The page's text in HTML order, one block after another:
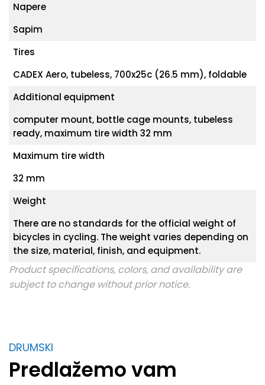
Napere
Sapim
Tires
CADEX Aero, tubeless, 700x25c (26.5 mm), foldable
Additional equipment
computer mount, bottle cage mounts, tubeless
ready, maximum tire width 32 mm
Maximum tire width
32 mm
Weight
There are no standards for the official weight of
bicycles in cycling. The weight varies depending on
the size, material, finish, and equipment.
Product specifications, colors, and availability are
subject to change without prior notice.
DRUMSKI
Predlažemo vam